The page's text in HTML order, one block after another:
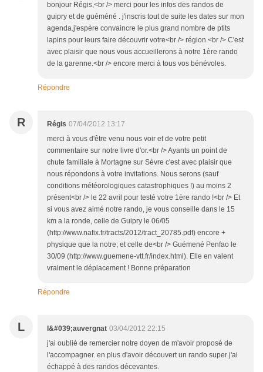
bonjour Régis,<br /> merci pour les infos des randos de
guipry et de guéméné . j'inscris tout de suite les dates sur mon
agenda.j'espère convaincre le plus grand nombre de ptits
lapins pour leurs faire découvrir votre<br /> région.<br /> C'est
avec plaisir que nous vous accueillerons à notre 1ère rando
de la garenne.<br /> encore merci à tous vos bénévoles.
Répondre
R Régis 07/04/2012 13:17
merci à vous d'être venu nous voir et de votre petit
commentaire sur notre livre d'or.<br /> Ayants un point de
chute familiale à Mortagne sur Sèvre c'est avec plaisir que
nous répondons à votre invitations. Nous serons (sauf
conditions météorologiques catastrophiques !) au moins 2
présent<br /> le 22 avril pour testé votre 1ère rando !<br /> Et
si vous avez aimé notre rando, je vous conseille dans le 15
km a la ronde, celle de Guipry le 06/05
(http://www.nafix.fr/tracts/2012/tract_20785.pdf) encore +
physique que la notre; et celle de<br /> Guémené Penfao le
30/09 (http://www.guemene-vtt.fr/index.html). Elle en valent
vraiment le déplacement ! Bonne préparation
Répondre
L l&#039;auvergnat 03/04/2012 22:15
j'ai oublié de remercier notre doyen de m'avoir proposé de
l'accompagner. en plus d'avoir découvert un rando super j'ai
échappé à des randos décevantes.